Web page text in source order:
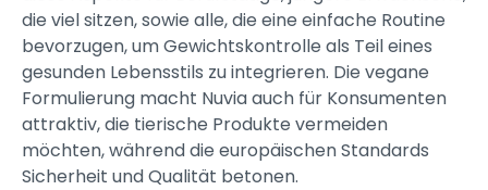
die viel sitzen, sowie alle, die eine einfache Routine
bevorzugen, um Gewichtskontrolle als Teil eines
gesunden Lebensstils zu integrieren. Die vegane
Formulierung macht Nuvia auch für Konsumenten
attraktiv, die tierische Produkte vermeiden
möchten, während die europäischen Standards
Sicherheit und Qualität betonen.